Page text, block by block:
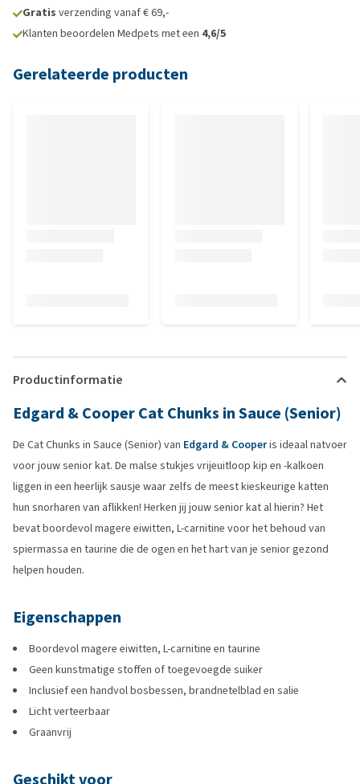
Gratis verzending vanaf € 69,-
Klanten beoordelen Medpets met een 4,6/5
Gerelateerde producten
Productinformatie
Edgard & Cooper Cat Chunks in Sauce (Senior)
De Cat Chunks in Sauce (Senior) van Edgard & Cooperis ideaal natvoer
voor jouw senior kat. De malse stukjes vrijeuitloop kip en -kalkoen
liggen in een heerlijk sausje waar zelfs de meest kieskeurige katten
hun snorharen van aflikken! Herken jij jouw senior kat al hierin? Het
bevat boordevol magere eiwitten, L-carnitine voor het behoud van
spiermassa en taurine die de ogen en het hart van je senior gezond
helpen houden.
Eigenschappen
Boordevol magere eiwitten, L-carnitine en taurine
Geen kunstmatige stoffen of toegevoegde suiker
Inclusief een handvol bosbessen, brandnetelblad en salie
Licht verteerbaar
Graanvrij
Geschikt voor